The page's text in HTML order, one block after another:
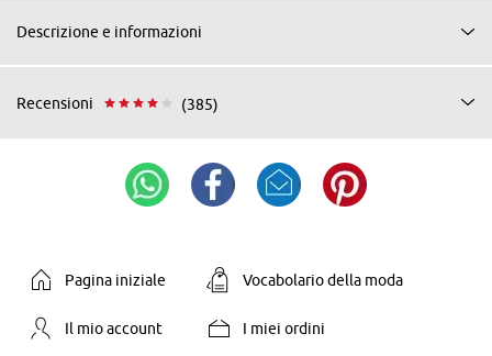
Descrizione e informazioni
Recensioni (385)
Pagina iniziale Vocabolario della moda
Il mio account I miei ordini